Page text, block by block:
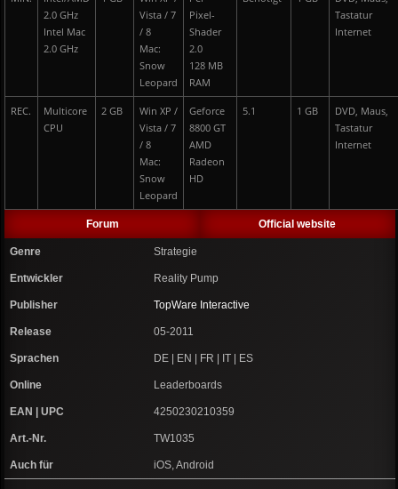
2.0 GHz
Intel Mac
2.0 GHz
Vista / 7
/ 8
Mac:
Snow
Leopard
Pixel-
Shader
2.0
128 MB
RAM
Tastatur
Internet
REC.
Multicore
CPU
2 GB
Win XP /
Vista / 7
/ 8
Mac:
Snow
Leopard
Geforce
8800 GT
AMD
Radeon
HD
5.1 1 GB
DVD, Maus,
Tastatur
Internet
Forum Official website
Genre Strategie
Entwickler Reality Pump
Publisher TopWare Interactive
Release 05-2011
Sprachen DE | EN | FR | IT | ES
Online Leaderboards
EAN | UPC 4250230210359
Art.-Nr. TW1035
Auch für iOS, Android